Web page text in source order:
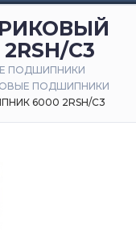
C3
ПОДШИПНИКИ
ПОДШИПНИКИ
6000 2RSH/C3